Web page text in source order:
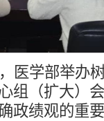
医学部举办
组（扩大）
政绩观的重